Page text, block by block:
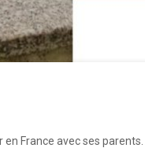
France avec ses